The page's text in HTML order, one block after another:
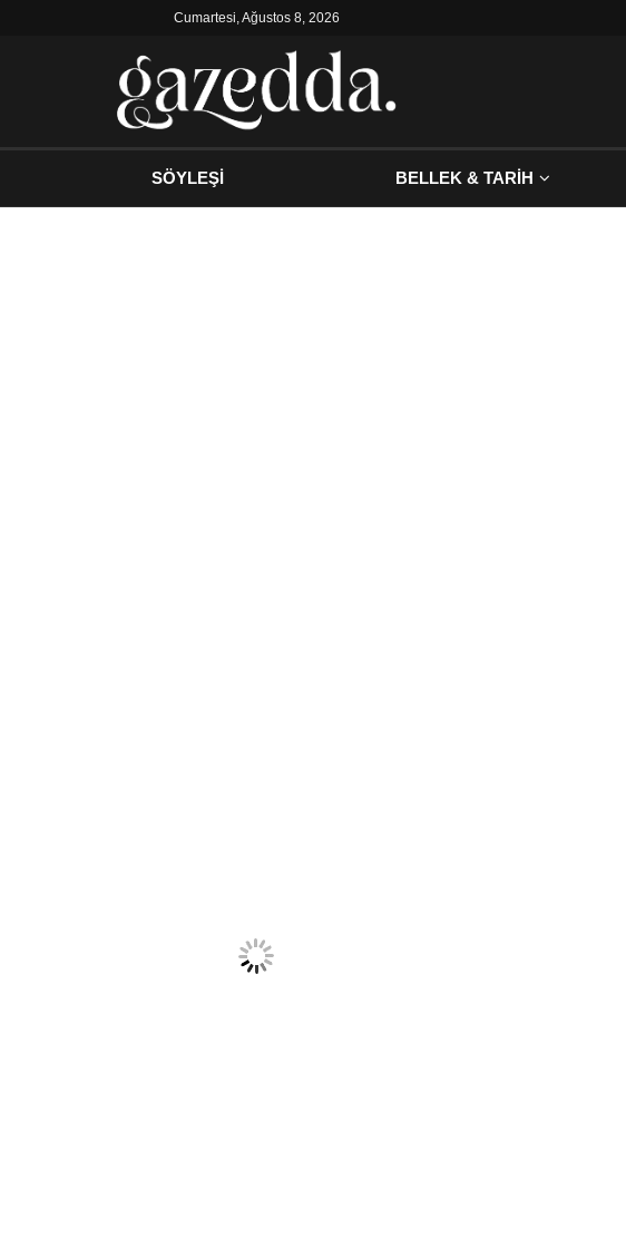
Cumartesi, Ağustos 8, 2026
SÖYLEŞİ BELLEK & TARİH